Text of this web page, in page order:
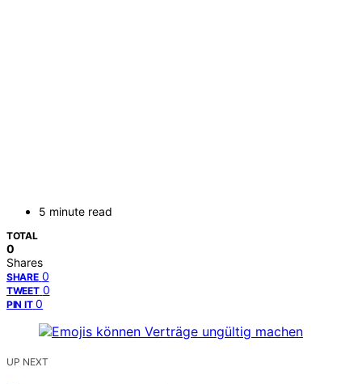
5 minute read
TOTAL
0
Shares
SHARE 0
TWEET 0
PIN IT 0
UP NEXT